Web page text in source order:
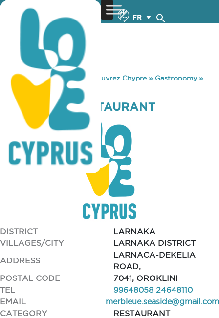
FR
You are here: Home »Découvrez Chypre» Gastronomy»
MER BLEUE RESTAURANT
MER BLEUE RESTAURANT
DISTRICT
LARNAKA
VILLAGES/CITY
LARNAKA DISTRICT
ADDRESS
LARNACA-DEKELIA
ROAD,
POSTAL CODE
7041, OROKLINI
TEL
99648058 24648110
EMAIL
merbleue.seaside@gmail.com
CATEGORY
RESTAURANT